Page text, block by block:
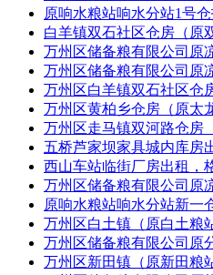
原响水粮站响水分站1号仓
白羊镇双石社区仓房（原
万州区储备粮有限公司原
万州区储备粮有限公司原
万州区白羊镇双石社区仓
万州区黄柏乡仓房（原太
万州区走马镇双河路仓房
五桥芦家坝家具城内库房
西山车站临街厂房出租，
万州区储备粮有限公司原
原响水粮站响水分站新一
万州区白土镇（原白土粮
万州区储备粮有限公司原
万州区新田镇（原新田粮